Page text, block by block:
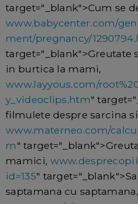
target="_blank">Cum se
www.babycenter.com/
ment/pregnancy/
target="_blank">Greutate
in burtica la mami,
www.layyous.com/
y_videoclips.htm"
filmulete despre sarcina
www.materneo.com/
m"
mamici,
id=135"
saptamana cu saptamana,